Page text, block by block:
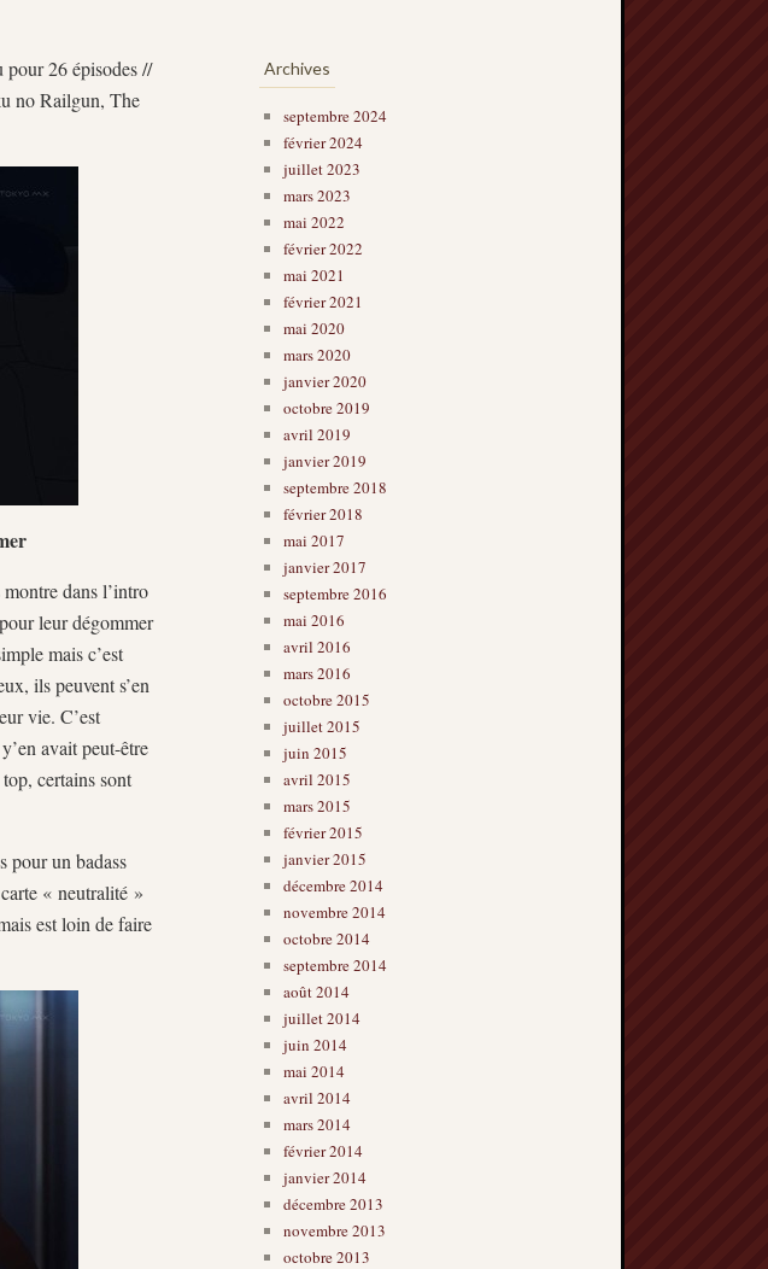
26 épisodes //
no Railgun, The
dans l’intro
leur dégommer
mais c’est
ils peuvent s’en
vie. C’est
avait peut-être
certains sont
pour un badass
« neutralité »
est loin de faire
Archives
septembre 2024
février 2024
juillet 2023
mars 2023
mai 2022
février 2022
mai 2021
février 2021
mai 2020
mars 2020
janvier 2020
octobre 2019
avril 2019
janvier 2019
septembre 2018
février 2018
mai 2017
janvier 2017
septembre 2016
mai 2016
avril 2016
mars 2016
octobre 2015
juillet 2015
juin 2015
avril 2015
mars 2015
février 2015
janvier 2015
décembre 2014
novembre 2014
octobre 2014
septembre 2014
août 2014
juillet 2014
juin 2014
mai 2014
avril 2014
mars 2014
février 2014
janvier 2014
décembre 2013
novembre 2013
octobre 2013